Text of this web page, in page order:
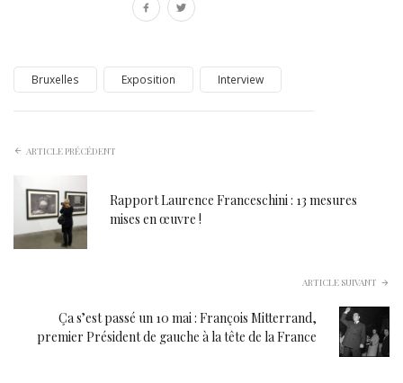
Bruxelles Exposition Interview
ARTICLE PRÉCÉDENT
Rapport Laurence Franceschini : 13 mesures
mises en œuvre !
ARTICLE SUIVANT
Ça s’est passé un 10 mai : François Mitterrand,
premier Président de gauche à la tête de la France